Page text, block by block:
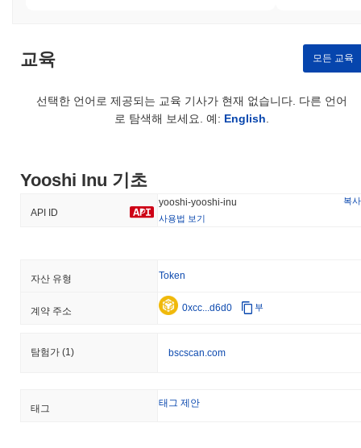
교육 모든 교육
선택한 언어로 제공되는 교육 기사가 현재 없습니다. 다른 언어
로 탐색해 보세요. 예: English
Yooshi Inu 기초
API ID
yooshi-yooshi-inu
복사
사용법 보기
자산 유형 Token
계약 주소 0xcc...d6d0 부
탐험가 (1) bscscan.com
태그 태그 제안